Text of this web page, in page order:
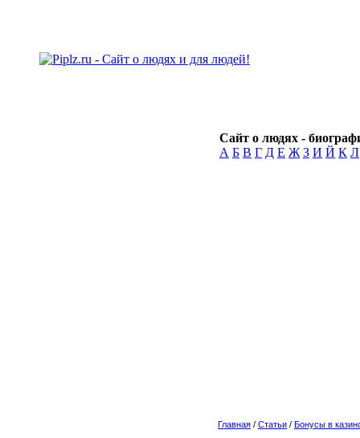
Сайт о людях -
А Б В Г Д Е Ж З И Й К Л
Главная / Статьи / Бонусы в